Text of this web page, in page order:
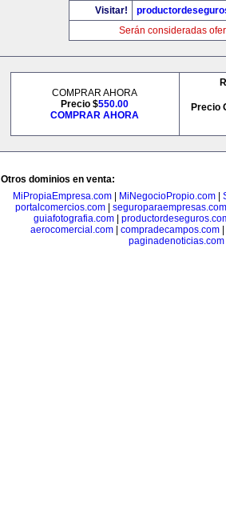
Visitar!
Serán consideradas
COMPRAR AHORA
Precio $550.00
COMPRAR AHORA
Precio
Otros dominios en venta:
MiPropiaEmpresa.com
MiNegocioPropio.com
portalcomercios.com| seguroparaempresas.com
guiafotografia.com
aerocomercial.com| compradecampos.com|
paginadenoticias.com